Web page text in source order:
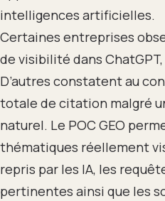
intelligences artificielles.
Certaines entreprises
de visibilité dans
D’autres constatent au
totale de citation malgré
naturel. Le POC GEO
thématiques réellement
repris par les IA, les
pertinentes ainsi que les